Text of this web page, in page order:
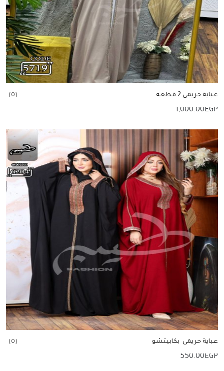
عباية حريمى 2 قطعه (0)
1,000.00EGP
عباية حريمى بكابيتشو (0)
550.00EGP